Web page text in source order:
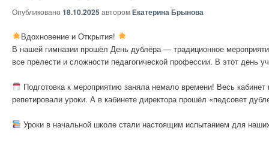
Опубликовано 18.10.2025 авторомЕкатерина Брынова
Вдохновение и Открытия!
В нашей гимназии прошёл День дублёра — традиционное
все прелести и сложности педагогической профессии. В этот день
Подготовка к мероприятию заняла немало времени! Весь
репетировали уроки. А в кабинете директора прошёл «педсовет
Уроки в начальной школе стали настоящим испытанием для